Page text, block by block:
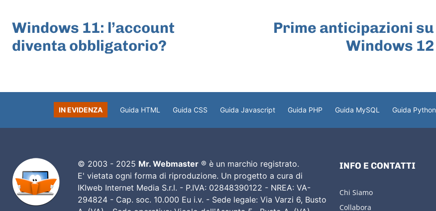
Windows 11: l’account
diventa obbligatorio?
Prime anticipazioni su
Windows 12
IN EVIDENZA Guida HTML Guida CSS Guida Javascript Guida PHP Guida MySQL Guida Python
© 2003 - 2025 Mr. Webmaster® è un marchio registrato.
E' vietata ogni forma di riproduzione. Un progetto a cura di
IKIweb Internet Media S.r.l. - P.IVA: 02848390122 - NREA: VA-
294824 - Cap. soc. 10.000 Eu i.v. - Sede legale: Via Varzi 6, Busto
INFO E CONTATTI
Chi Siamo
Collabora